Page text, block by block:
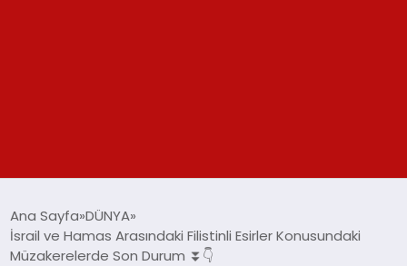
SPOR
Ana Sayfa DÜNYA
İsrail ve Hamas Arasındaki Filistinli Esirler Konusundaki
Müzakerelerde Son Durum ⏬👇